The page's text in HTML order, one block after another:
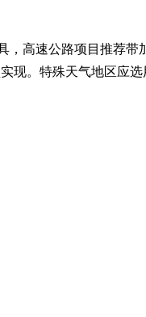
高速公路项目推荐带
现。特殊天气地区应